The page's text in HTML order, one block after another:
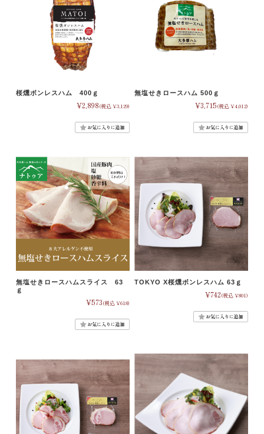
桜燻ボンレスハム 400ｇ
¥2,898(税込 ¥3,129)
無塩せきロースハム 500ｇ
¥3,715(税込 ¥4,012)
無塩せきロースハムスライス 63
ｇ
¥573(税込 ¥618)
TOKYO X桜燻ボンレスハム 63ｇ
¥742(税込 ¥801)